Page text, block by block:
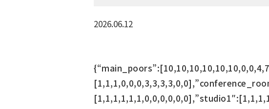
2026.06.12